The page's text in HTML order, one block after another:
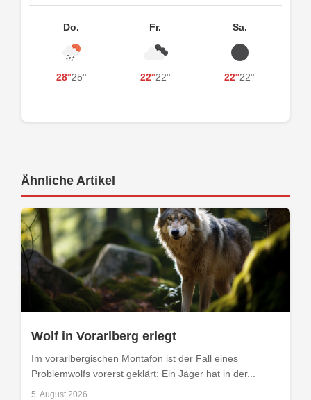
Do.
28°25°
Fr.
22°22°
Sa.
22°22°
Ähnliche Artikel
Wolf in Vorarlberg erlegt
Im vorarlbergischen Montafon ist der Fall eines
Problemwolfs vorerst geklärt: Ein Jäger hat in der...
5. August 2026